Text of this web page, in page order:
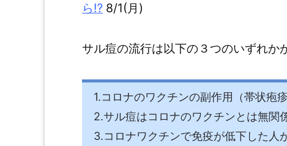
ら⁉ 8/1(月)
サル痘の流行は以下の３つのいずれか
1.コロナのワクチンの副作用（帯状疱
2.サル痘はコロナのワクチンとは無関
3.コロナワクチンで免疫が低下した人